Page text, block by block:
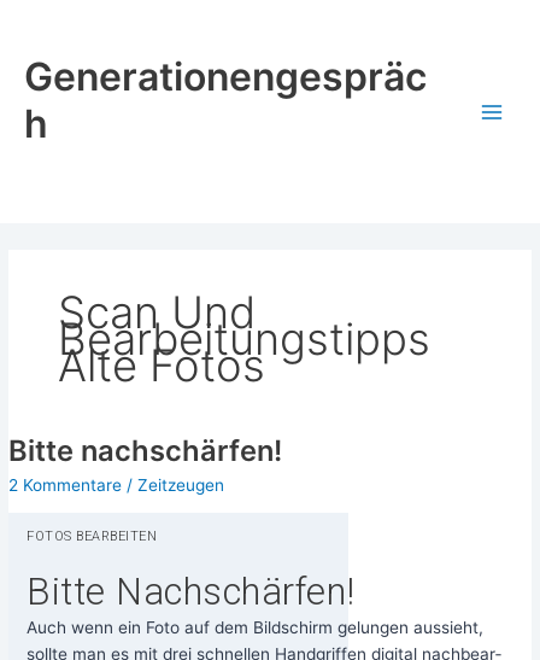
springen
Generationengespräc
h
Scan Und
Bearbeitungstipps
Alte Fotos
Bitte nachschärfen!
2 Kommentare /Zeitzeugen
FOTOS BEAR­BEI­TEN
Bitte Nachschärfen!
Auch wenn ein Foto auf dem Bild­schirm gelun­gen aus­sieht,
soll­te man es mit drei schnel­len Hand­grif­fen digi­tal nach­be­ar­